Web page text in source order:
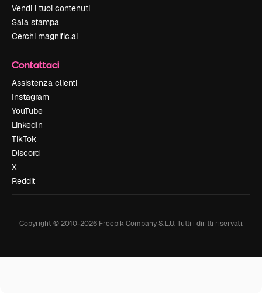
Vendi i tuoi contenuti
Sala stampa
Cerchi magnific.ai
Contattaci
Assistenza clienti
Instagram
YouTube
LinkedIn
TikTok
Discord
X
Reddit
Copyright © 2010-2026Freepik Company S.L.U. Tutti i diritti riservati.